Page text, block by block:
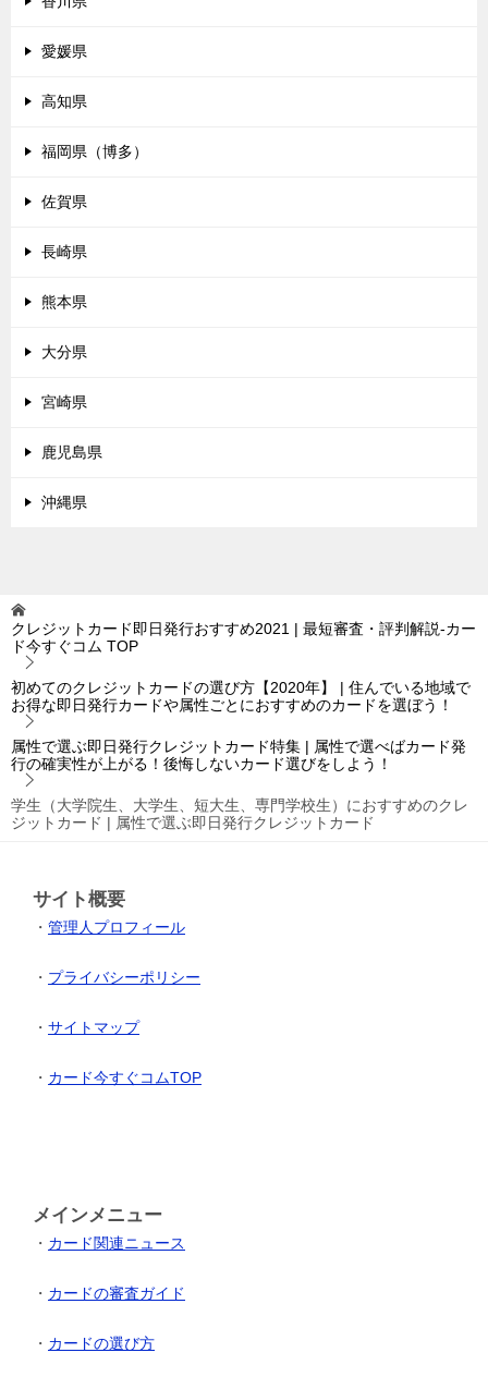
愛媛県
高知県
福岡県（博多）
佐賀県
長崎県
熊本県
大分県
宮崎県
鹿児島県
沖縄県
クレジットカード即日発行おすすめ2021 | 最短審査・評判解説-カー
ド今すぐコム TOP
初めてのクレジットカードの選び方【2020年】 | 住んでいる地域で
お得な即日発行カードや属性ごとにおすすめのカードを選ぼう！
属性で選ぶ即日発行クレジットカード特集 | 属性で選べばカード発
行の確実性が上がる！後悔しないカード選びをしよう！
学生（大学院生、大学生、短大生、専門学校生）におすすめのクレ
ジットカード | 属性で選ぶ即日発行クレジットカード
サイト概要
・ 管理人プロフィール
・ プライバシーポリシー
・ サイトマップ
・ カード今すぐコムTOP
メインメニュー
・ カード関連ニュース
・ カードの審査ガイド
・ カードの選び方